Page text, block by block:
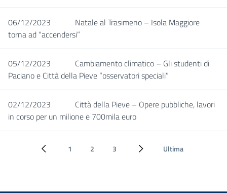
06/12/2023
Natale al Trasimeno – Isola Maggiore
torna ad “accendersi”
05/12/2023
Cambiamento climatico – Gli studenti di
Paciano e Città della Pieve “osservatori speciali”
02/12/2023
Città della Pieve – Opere pubbliche, lavori
in corso per un milione e 700mila euro
Pagina precedente
1 2 3 Pagina successiva
Ultima